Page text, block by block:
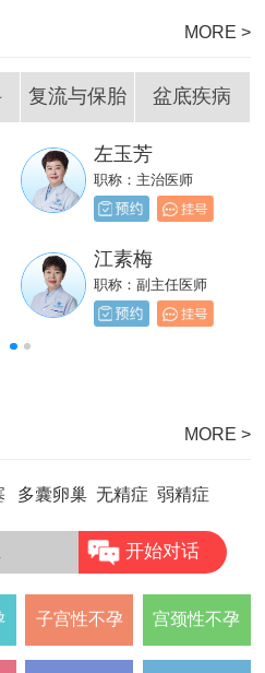
MORE >
复流与保胎 盆底疾病
左玉芳
职称：主治医师
江素梅
职称：副主任医师
岳成堂
职称：主治医师
邓天财
职称：主治医师
MORE >
多囊卵巢 无精症 弱精症
开始对话
子宫性不孕 宫颈性不孕